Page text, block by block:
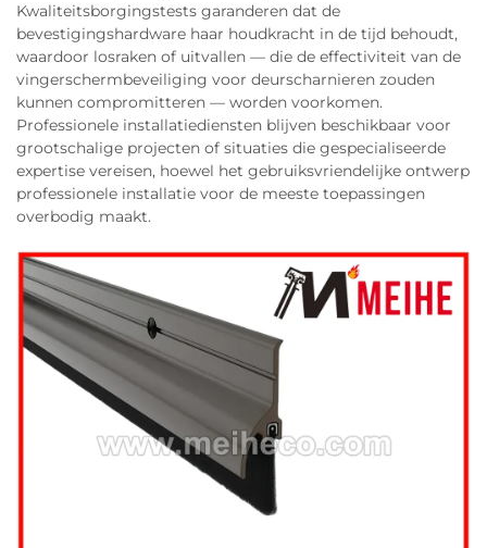
Kwaliteitsborgingstests garanderen dat de
bevestigingshardware haar houdkracht in de tijd behoudt,
waardoor losraken of uitvallen — die de effectiviteit van de
vingerschermbeveiliging voor deurscharnieren zouden
kunnen compromitteren — worden voorkomen.
Professionele installatiediensten blijven beschikbaar voor
grootschalige projecten of situaties die gespecialiseerde
expertise vereisen, hoewel het gebruiksvriendelijke ontwerp
professionele installatie voor de meeste toepassingen
overbodig maakt.